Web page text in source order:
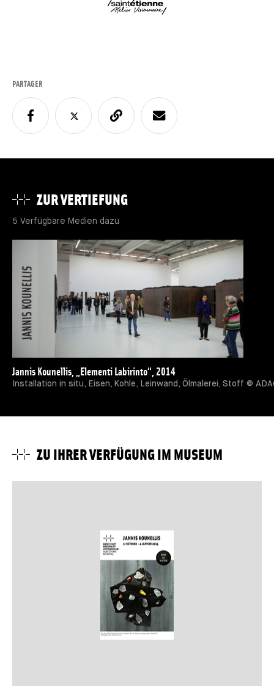
PARTAGER
ZUR VERTIEFUNG
5 Verfügbare Medien dazu
Jannis Kounellis, „Elementi Labirinto“, 2014
Installation in situ, Eisen, Kohle, Leinwand, Ölmalerei, Stoff ©
ZU IHRER VERFÜGUNG IM MUSEUM